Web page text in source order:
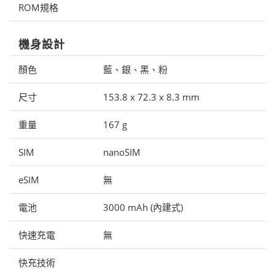
ROM規格
機身設計
顏色 藍、銀、黑、粉
尺寸 153.8 x 72.3 x 8.3 mm
重量 167 g
SIM nanoSIM
eSIM 無
電池 3000 mAh (內建式)
快速充電 無
快充技術